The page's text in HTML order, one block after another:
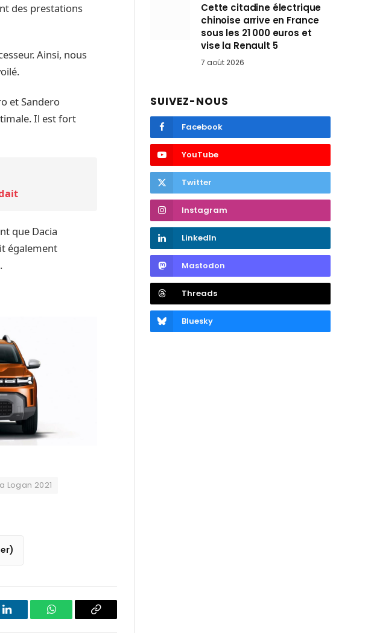
des prestations
Ainsi, nous
et Sandero
Il est fort
que Dacia
également
Logan 2021
LinkedIn WhatsAppCopier
Cette citadine électrique
chinoise arrive en France
sous les 21 000 euros et
vise la Renault 5
7 août 2026
SUIVEZ-NOUS
Facebook
YouTube
Twitter
Instagram
LinkedIn
Mastodon
Threads
Bluesky